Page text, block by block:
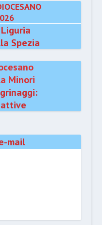
Spezia
Minori
mail